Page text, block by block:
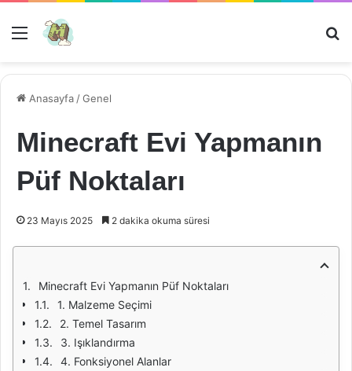
Menü
Anasayfa /Genel
Minecraft Evi Yapmanın
Püf Noktaları
23 Mayıs 2025 2 dakika okuma süresi
Minecraft Evi Yapmanın Püf Noktaları
1. Malzeme Seçimi
2. Temel Tasarım
3. Işıklandırma
4. Fonksiyonel Alanlar